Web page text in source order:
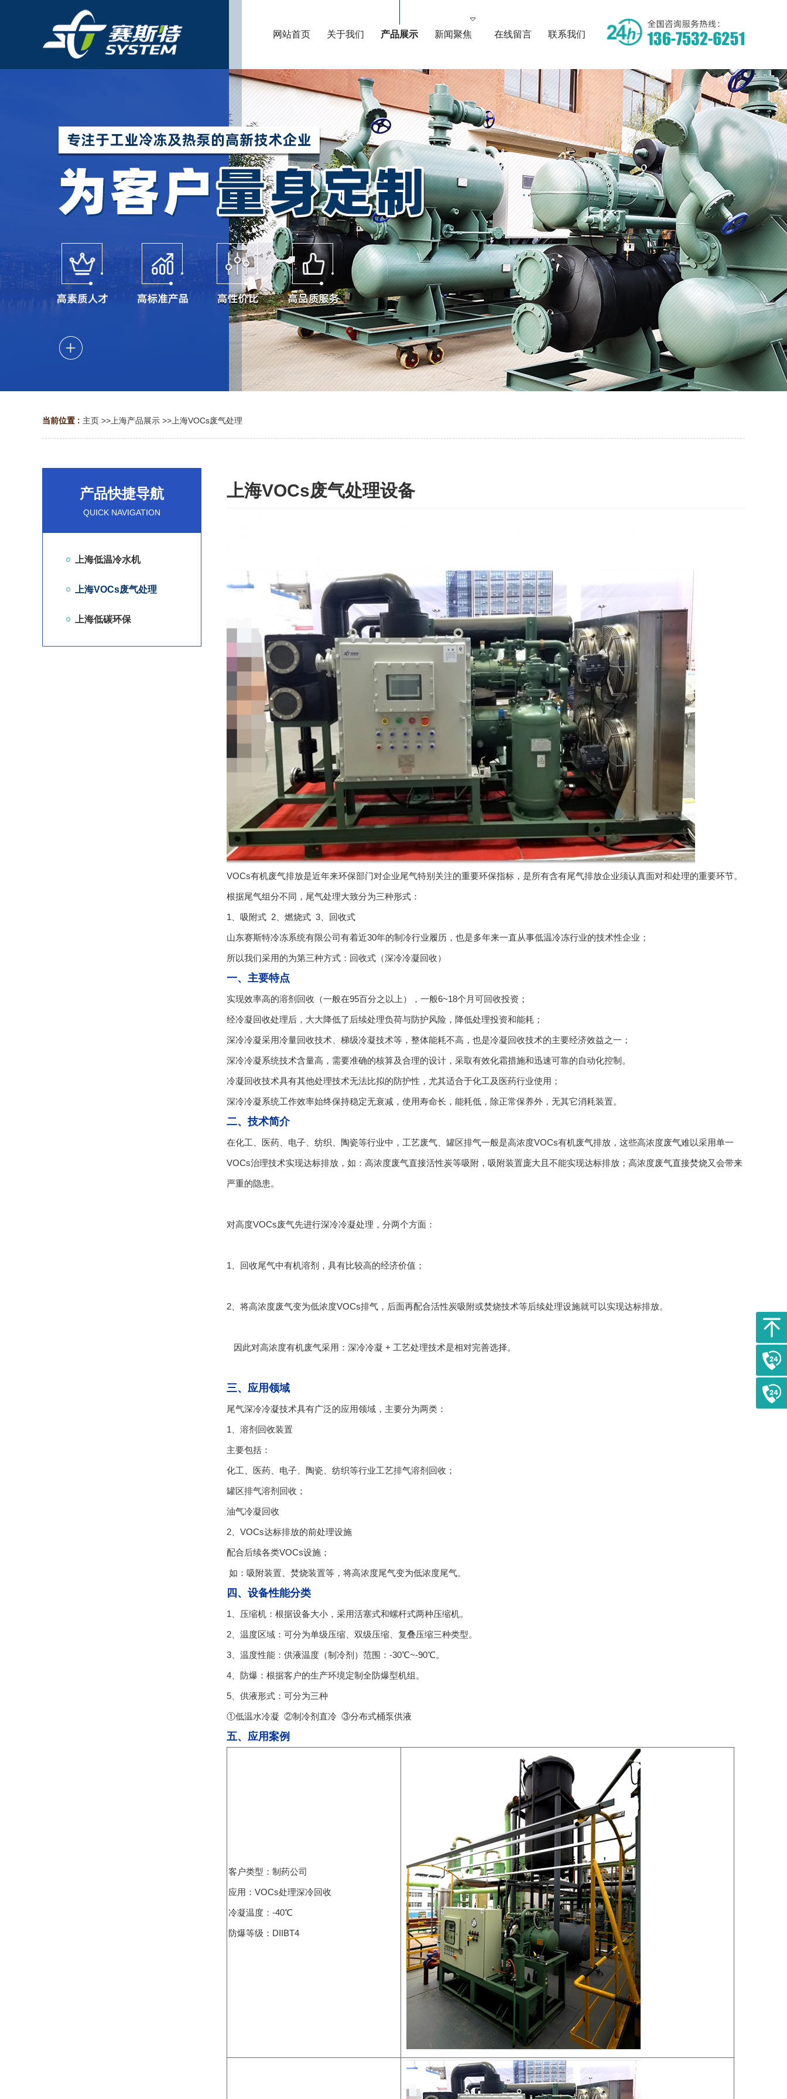
网站首页 关于我们 产品展示 新闻聚焦 在线留言 联系我们
当前位置 : 主页 >> 上海产品展示 >> 上海VOCs废气处理
产品快捷导航
QUICK NAVIGATION
上海低温冷水机
上海VOCs废气处理
上海低碳环保
上海VOCs废气处理设备
VOCs有机废气排放是近年来环保部门对企业尾气特别关注的重要环保指标，是所有含有尾气排放企业须认真面对和处理的重要环节。
根据尾气组分不同，尾气处理大致分为三种形式：
1、吸附式 2、燃烧式 3、回收式
山东赛斯特冷冻系统有限公司有着近30年的制冷行业履历，也是多年来一直从事低温冷冻行业的技术性企业；
所以我们采用的为第三种方式：回收式（深冷冷凝回收）
一、主要特点
实现效率高的溶剂回收（一般在95百分之以上），一般6~18个月可回收投资；
经冷凝回收处理后，大大降低了后续处理负荷与防护风险，降低处理投资和能耗；
深冷冷凝采用冷量回收技术、梯级冷凝技术等，整体能耗不高，也是冷凝回收技术的主要经济效益之一；
深冷冷凝系统技术含量高，需要准确的核算及合理的设计，采取有效化霜措施和迅速可靠的自动化控制。
冷凝回收技术具有其他处理技术无法比拟的防护性，尤其适合于化工及医药行业使用；
深冷冷凝系统工作效率始终保持稳定无衰减，使用寿命长，能耗低，除正常保养外，无其它消耗装置。
二、技术简介
在化工、医药、电子、纺织、陶瓷等行业中，工艺废气、罐区排气一般是高浓度VOCs有机废气排放，这些高浓度废气难以采用单一
VOCs治理技术实现达标排放，如：高浓度废气直接活性炭等吸附，吸附装置庞大且不能实现达标排放；高浓度废气直接焚烧又会带来
严重的隐患。
对高度VOCs废气先进行深冷冷凝处理，分两个方面：
1、回收尾气中有机溶剂，具有比较高的经济价值；
2、将高浓度废气变为低浓度VOCs排气，后面再配合活性炭吸附或焚烧技术等后续处理设施就可以实现达标排放。
因此对高浓度有机废气采用：深冷冷凝 + 工艺处理技术是相对完善选择。
三、应用领域
尾气深冷冷凝技术具有广泛的应用领域，主要分为两类：
1、溶剂回收装置
主要包括：
化工、医药、电子、陶瓷、纺织等行业工艺排气溶剂回收；
罐区排气溶剂回收；
油气冷凝回收
2、VOCs达标排放的前处理设施
配合后续各类VOCs设施；
如：吸附装置、焚烧装置等，将高浓度尾气变为低浓度尾气。
四、设备性能分类
1、压缩机：根据设备大小，采用活塞式和螺杆式两种压缩机。
2、温度区域：可分为单级压缩、双级压缩、复叠压缩三种类型。
3、温度性能：供液温度（制冷剂）范围：-30℃~-90℃。
4、防爆：根据客户的生产环境定制全防爆型机组。
5、供液形式：可分为三种
①低温水冷凝 ②制冷剂直冷 ③分布式桶泵供液
五、应用案例
客户类型：制药公司
应用：VOCs处理深冷回收
冷凝温度：-40℃
防爆等级：DIIBT4